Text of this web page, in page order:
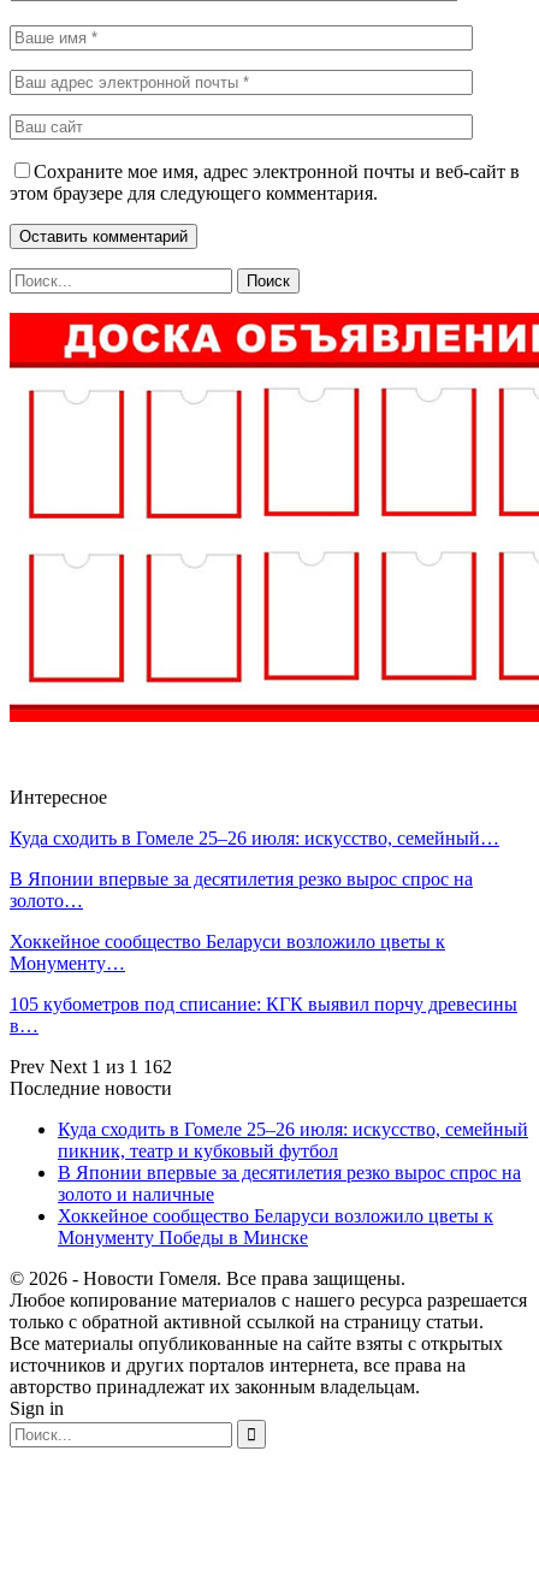
Сохраните мое имя, адрес электронной почты и веб-сайт в
этом браузере для следующего комментария.
Интересное
Куда сходить в Гомеле 25–26 июля: искусство, семейный…
В Японии впервые за десятилетия резко вырос спрос на
золото…
Хоккейное сообщество Беларуси возложило цветы к
Монументу…
105 кубометров под списание: КГК выявил порчу древесины
в…
Prev Next 1 из 1 162
Последние новости
Куда сходить в Гомеле 25–26 июля: искусство, семейный
пикник, театр и кубковый футбол
В Японии впервые за десятилетия резко вырос спрос на
золото и наличные
Хоккейное сообщество Беларуси возложило цветы к
Монументу Победы в Минске
© 2026 - Новости Гомеля. Все права защищены.
Любое копирование материалов с нашего ресурса разрешается
только с обратной активной ссылкой на страницу статьи.
Все материалы опубликованные на сайте взяты с открытых
источников и других порталов интернета, все права на
авторство принадлежат их законным владельцам.
Sign in